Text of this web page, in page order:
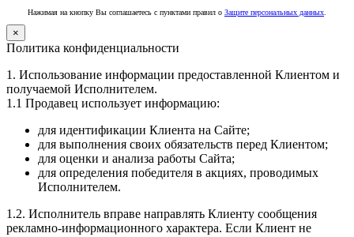
Нажимая на кнопку Вы соглашаетесь с пунктами правил о Защите персональных данных
×
Политика конфиденциальности
1. Использование информации предоставленной Клиентом и
получаемой Исполнителем.
1.1 Продавец использует информацию:
для идентификации Клиента на Сайте;
для выполнения своих обязательств перед Клиентом;
для оценки и анализа работы Сайта;
для определения победителя в акциях, проводимых
Исполнителем.
1.2. Исполнитель вправе направлять Клиенту сообщения
рекламно-информационного характера. Если Клиент не